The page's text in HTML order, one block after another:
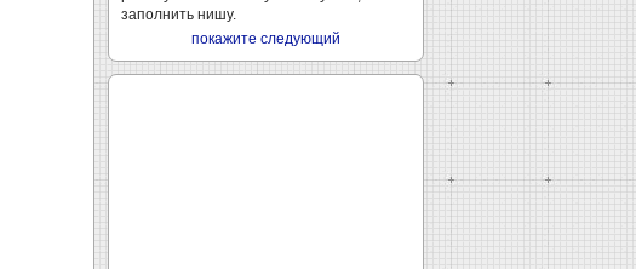
заполнить нишу.
покажите следующий